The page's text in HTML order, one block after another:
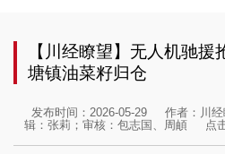
【川经瞭望】无人机驰
塘镇油菜籽归仓
发布时间：2026-05-29 作者：川
辑：张莉；审核：包志国、周頔
点